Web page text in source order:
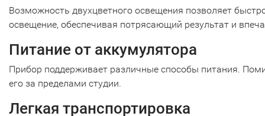
Возможность двухцветного освещения позволяет
освещение, обеспечивая потрясающий результат и
Питание от аккумулятора
Прибор поддерживает различные способы питания.
его за пределами студии.
Легкая транспортировка